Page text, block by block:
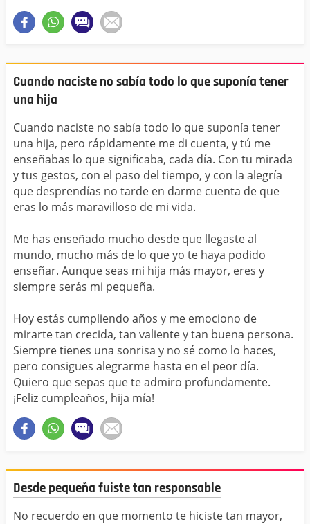
Cuando naciste no sabía todo lo que suponía tener
una hija
Cuando naciste no sabía todo lo que suponía tener
una hija, pero rápidamente me di cuenta, y tú me
enseñabas lo que significaba, cada día. Con tu mirada
y tus gestos, con el paso del tiempo, y con la alegría
que desprendías no tarde en darme cuenta de que
eras lo más maravilloso de mi vida.
Me has enseñado mucho desde que llegaste al
mundo, mucho más de lo que yo te haya podido
enseñar. Aunque seas mi hija más mayor, eres y
siempre serás mi pequeña.
Hoy estás cumpliendo años y me emociono de
mirarte tan crecida, tan valiente y tan buena persona.
Siempre tienes una sonrisa y no sé como lo haces,
pero consigues alegrarme hasta en el peor día.
Quiero que sepas que te admiro profundamente.
¡Feliz cumpleaños, hija mía!
Desde pequeña fuiste tan responsable
No recuerdo en que momento te hiciste tan mayor,